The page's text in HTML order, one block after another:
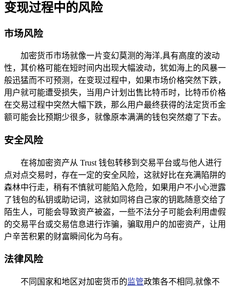
变现过程中的风险
市场风险
加密货币市场就像一片变幻莫测的海洋,具有高度的波动
性，其价格可能在短时间内出现大幅波动，犹如海上的风暴一
般迅猛而不可预测，在变现过程中，如果市场价格突然下跌，
用户就可能遭受损失，当用户计划出售比特币时，比特币价格
在交易过程中突然大幅下跌，那么用户最终获得的法定货币金
额可能会比预期少很多，就像原本满满的钱包突然瘪了下去。
安全风险
在将加密资产从 Trust 钱包转移到交易平台或与他人进行
点对点交易时，存在一定的安全风险，这就好比在充满陷阱的
森林中行走，稍有不慎就可能陷入危险，如果用户不小心泄露
了钱包的私钥或助记词，这就如同将自己家的钥匙随意交给了
陌生人，可能会导致资产被盗，一些不法分子可能会利用虚假
的交易平台或交易信息进行诈骗，骗取用户的加密资产，让用
户辛苦积累的财富瞬间化为乌有。
法律风险
不同国家和地区对加密货币的监管政策各不相同,就像不